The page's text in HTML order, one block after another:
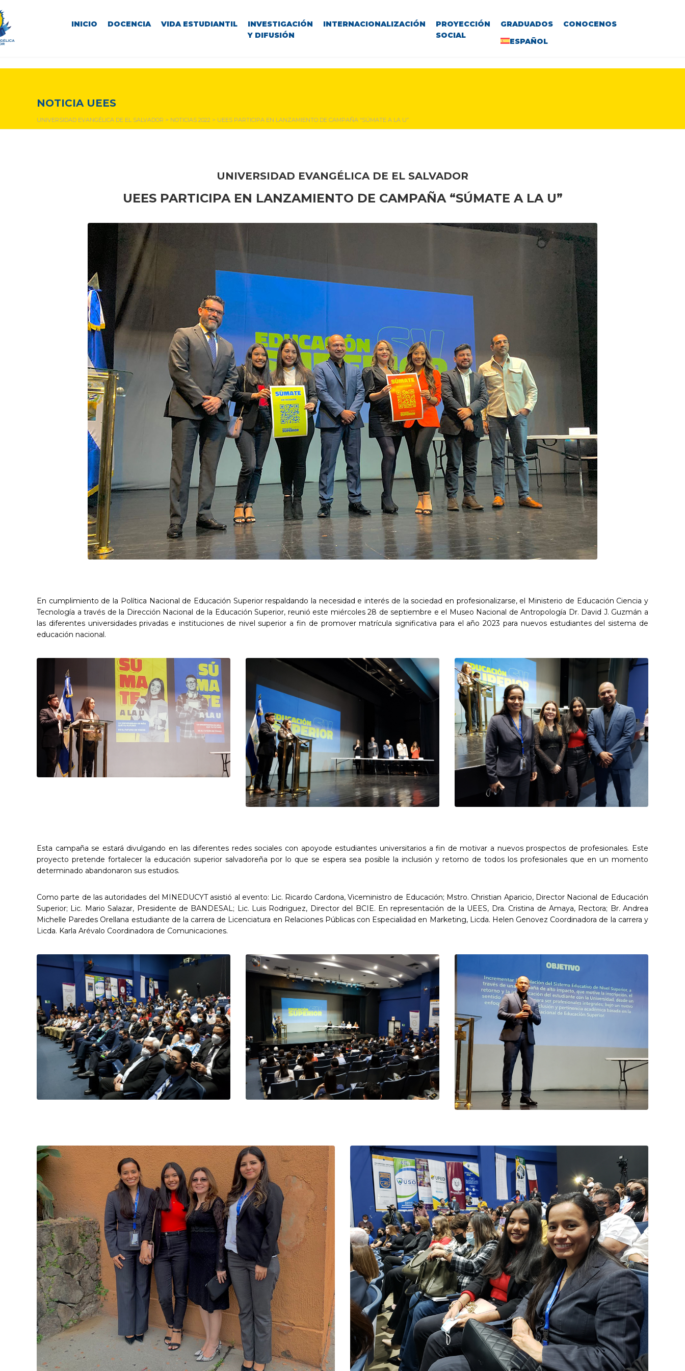
INICIO DOCENCIA VIDA ESTUDIANTIL
INVESTIGACIÓN
Y DIFUSIÓN
INTERNACIONALIZACIÓN
PROYECCIÓN
SOCIAL
GRADUADOS
CONOCENOS
ESPAÑOL
NOTICIA UEES
UNIVERSIDAD EVANGÉLICA DE EL SALVADOR > NOTICIAS 2022 > UEES PARTICIPA EN LANZAMIENTO DE CAMPAÑA “SÚMATE A LA U”
UNIVERSIDAD EVANGÉLICA DE EL SALVADOR
UEES PARTICIPA EN LANZAMIENTO DE CAMPAÑA “SÚMATE A LA U”
En cumplimiento de la Política Nacional de Educación Superior respaldando la necesidad e interés de la sociedad en profesionalizarse, el Ministerio de Educación Ciencia y
Tecnología a través de la Dirección Nacional de la Educación Superior, reunió este miércoles 28 de septiembre e el Museo Nacional de Antropología Dr. David J. Guzmán a
las diferentes universidades privadas e instituciones de nivel superior a fin de promover matrícula significativa para el año 2023 para nuevos estudiantes del sistema de
educación nacional.
Esta campaña se estará divulgando en las diferentes redes sociales con apoyode estudiantes universitarios a fin de motivar a nuevos prospectos de profesionales. Este
proyecto pretende fortalecer la educación superior salvadoreña por lo que se espera sea posible la inclusión y retorno de todos los profesionales que en un momento
determinado abandonaron sus estudios.
Como parte de las autoridades del MINEDUCYT asistió al evento: Lic. Ricardo Cardona, Viceministro de Educación; Mstro. Christian Aparicio, Director Nacional de Educación
Superior; Lic. Mario Salazar, Presidente de BANDESAL; Lic. Luis Rodriguez, Director del BCIE. En representación de la UEES, Dra. Cristina de Amaya, Rectora; Br. Andrea
Michelle Paredes Orellana estudiante de la carrera de Licenciatura en Relaciones Públicas con Especialidad en Marketing, Licda. Helen Genovez Coordinadora de la carrera y
Licda. Karla Arévalo Coordinadora de Comunicaciones.